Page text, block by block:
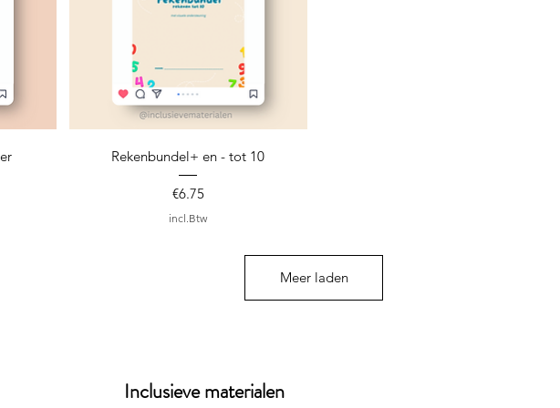
Snel overzicht
Rekenbundel+ en - tot 10
Prijs
€6.75
incl.Btw
Meer laden
Inclusieve materialen